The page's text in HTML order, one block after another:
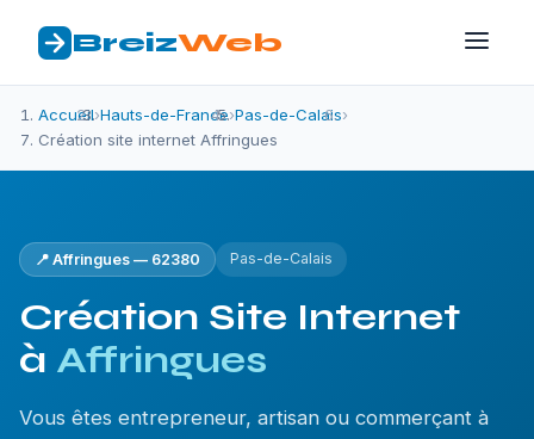
BreizWeb
Accueil›Hauts-de-France›Pas-de-Calais›
Création site internet Affringues
📍 Affringues — 62380 Pas-de-Calais
Création Site Internet
à Affringues
Vous êtes entrepreneur, artisan ou commerçant à